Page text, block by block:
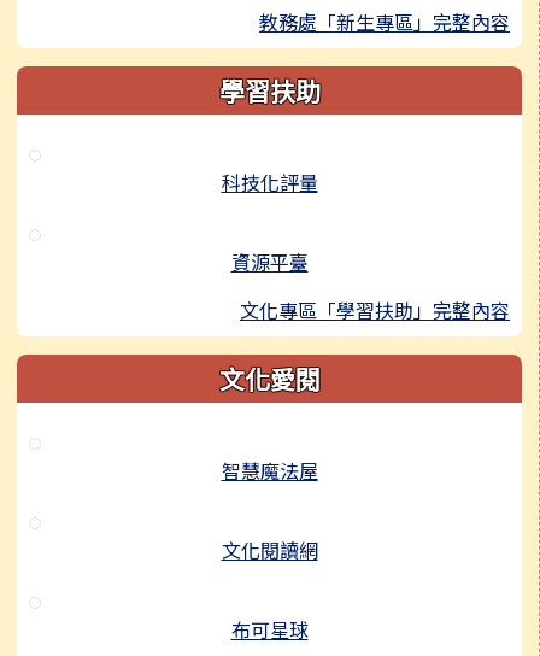
教務處「新生專區」完整內容
學習扶助
科技化評量
資源平臺
文化專區「學習扶助」完整內容
文化愛閱
智慧魔法屋
文化閱讀網
布可星球